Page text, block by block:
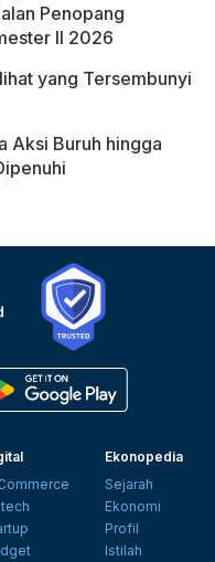
Penopang
II 2026
yang Tersembunyi
Aksi Buruh hingga
Ekonopedia
Sejarah
Ekonomi
Profil
Istilah